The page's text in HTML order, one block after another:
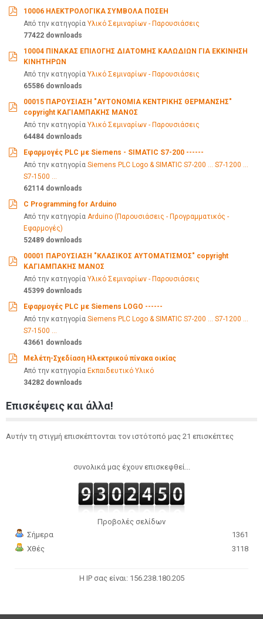
10006 ΗΛΕΚΤΡΟΛΟΓΙΚΑ ΣΥΜΒΟΛΑ ΠΟΣΕΗ
Από την κατηγορία Υλικό Σεμιναρίων - Παρουσιάσεις
77422 downloads
10004 ΠΙΝΑΚΑΣ ΕΠΙΛΟΓΗΣ ΔΙΑΤΟΜΗΣ ΚΑΛΩΔΙΩΝ ΓΙΑ ΕΚΚΙΝΗΣΗ
ΚΙΝΗΤΗΡΩΝ
Από την κατηγορία Υλικό Σεμιναρίων - Παρουσιάσεις
65586 downloads
00015 ΠΑΡΟΥΣΙΑΣΗ "ΑΥΤΟΝΟΜΙΑ ΚΕΝΤΡΙΚΗΣ ΘΕΡΜΑΝΣΗΣ"
copyright ΚΑΓΙΑΜΠΑΚΗΣ ΜΑΝΟΣ
Από την κατηγορία Υλικό Σεμιναρίων - Παρουσιάσεις
64484 downloads
Εφαρμογές PLC με Siemens - SIMATIC S7-200 ------
Από την κατηγορία Siemens PLC Logo & SIMATIC S7-200 ... S7-1200 ...
S7-1500 ...
62114 downloads
C Programming for Arduino
Από την κατηγορία Arduino (Παρουσιάσεις - Προγραμματικός -
Εφαρμογές)
52489 downloads
00001 ΠΑΡΟΥΣΙΑΣΗ "ΚΛΑΣΙΚΟΣ ΑΥΤΟΜΑΤΙΣΜΟΣ" copyright
ΚΑΓΙΑΜΠΑΚΗΣ ΜΑΝΟΣ
Από την κατηγορία Υλικό Σεμιναρίων - Παρουσιάσεις
45399 downloads
Εφαρμογές PLC με Siemens LOGO ------
Από την κατηγορία Siemens PLC Logo & SIMATIC S7-200 ... S7-1200 ...
S7-1500 ...
43661 downloads
Μελέτη-Σχεδίαση Ηλεκτρικού πίνακα οικίας
Από την κατηγορία Εκπαιδευτικό Υλικό
34282 downloads
Επισκέψεις και άλλα!
Αυτήν τη στιγμή επισκέπτονται τον ιστότοπό μας 21 επισκέπτες
συνολικά μας έχουν επισκεφθεί...
Προβολές σελίδων
Σήμερα
Χθές
1361
3118
Η IP σας είναι: 156.238.180.205